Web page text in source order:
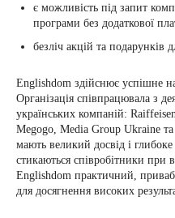
є можливість під запит
програми без додаткової
безліч акцій та подарунків
Englishdom здійснює успішне
Організація співпрацювала з
українських компаній:
Megogo, Media Group Ukraine
мають великий досвід і
стикаються співробітники при
Englishdom практичний,
для досягнення високих